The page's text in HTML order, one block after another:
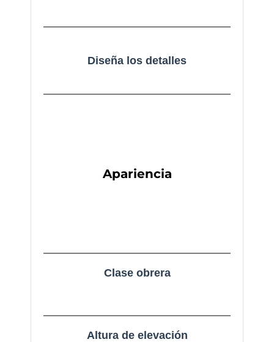
Diseña los detalles
Apariencia
Clase obrera
Altura de elevación